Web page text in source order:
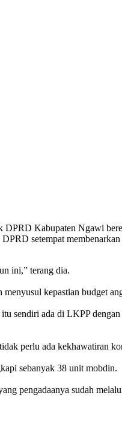
Kabupaten Ngawi
setempat
ini,” terang dia.
kepastian budget
sendiri ada di LKPP
perlu ada kekhawatiran
sebanyak 38 unit mobdin.
pengadaanya sudah